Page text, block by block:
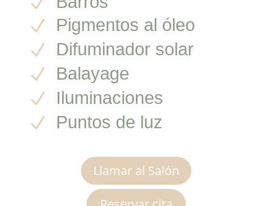
N
Pigmentos al óleo
N
Difuminador solar
N
Balayage
N
Iluminaciones
N
Puntos de luz
Llamar al Salón